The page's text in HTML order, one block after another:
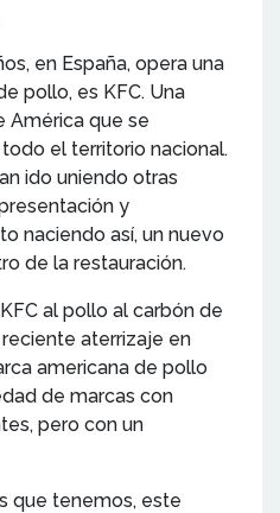
en España, opera una
pollo, es KFC. Una
América que se
el territorio nacional.
ido uniendo otras
y
naciendo así, un nuevo
de la restauración.
al pollo al carbón de
aterrizaje en
americana de pollo
de marcas con
pero con un
que tenemos, este